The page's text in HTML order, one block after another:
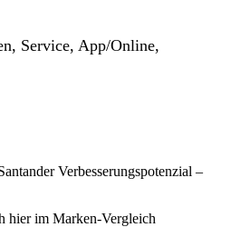
Service, App/Online,
Verbesserungspotenzial –
hier im Marken-Vergleich